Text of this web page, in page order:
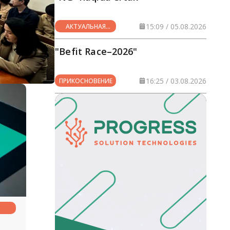
АКТУАЛЬНАЯ
ТЕМА
15:09 / 05.08.2026
"Befit Race–2026"
ПРИКОСНОВЕНИЕ 16:25 / 03.08.2026